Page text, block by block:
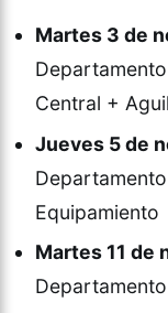
Martes 3 de
Central +
Jueves 5 de
Equipamiento
Martes 11 de